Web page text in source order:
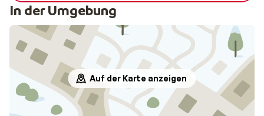
In der Umgebung
Auf der Karte anzeigen